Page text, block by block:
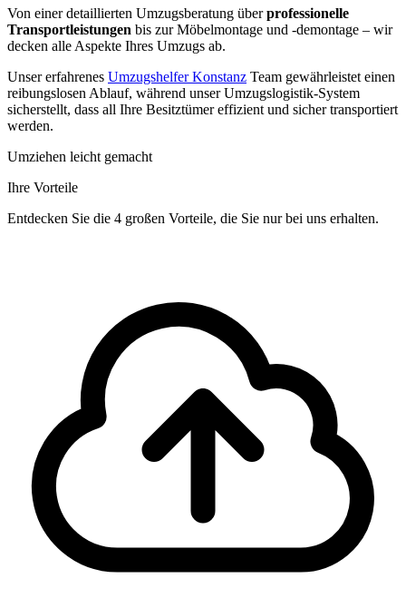
Von einer detaillierten Umzugsberatung überprofessionelle
Transportleistungen bis zur Möbelmontage und -demontage – wir
decken alle Aspekte Ihres Umzugs ab.
Unser erfahrenes Umzugshelfer Konstanz Team gewährleistet einen
reibungslosen Ablauf, während unser Umzugslogistik-System
sicherstellt, dass all Ihre Besitztümer effizient und sicher transportiert
werden.
Umziehen leicht gemacht
Ihre Vorteile
Entdecken Sie die 4 großen Vorteile, die Sie nur bei uns erhalten.